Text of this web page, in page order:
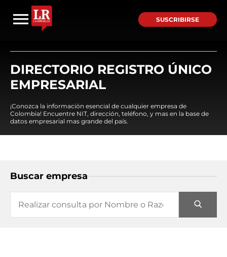
SUSCRIBIRSE
DIRECTORIO REGISTRO ÚNICO
EMPRESARIAL
¡Conozca la información esencial de cualquier empresa de
Colombia! Encuentre NIT, dirección, teléfono, y mas en la base de
datos empresarial mas grande del país.
Buscar empresa